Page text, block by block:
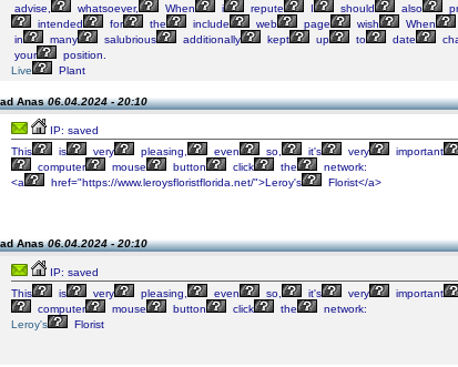
advise,
whatsoever, When i repute I should also
intended
for the include web page wish When
in
many salubrious additionally kept up to date
your
position.
Live
Plant
Anas06.04.2024 - 20:10
IP: saved
This
is very pleasing, even so, it's very important
computer
mouse button click the
network:
<a
href="https://www.leroysfloristflorida.net/">Leroy's Florist</a>
Anas06.04.2024 - 20:10
IP: saved
This
is very pleasing, even so, it's very important
computer
mouse button click the
network:
Leroy's
Florist